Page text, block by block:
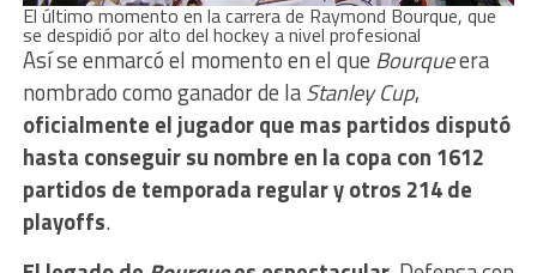
El último momento en la carrera de Raymond Bourque, que
se despidió por alto del hockey a nivel profesional
Así se enmarcó el momento en el que Bourqueera
nombrado como ganador de laStanley Cup,
oficialmente el jugador que mas partidos disputó
hasta conseguir su nombre en la copa con 1612
partidos de temporada regular y otros 214 de
playoffs.